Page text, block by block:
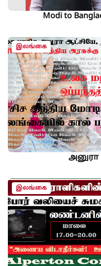
Modi to
இலங்கை
அனுரா
இலங்கை